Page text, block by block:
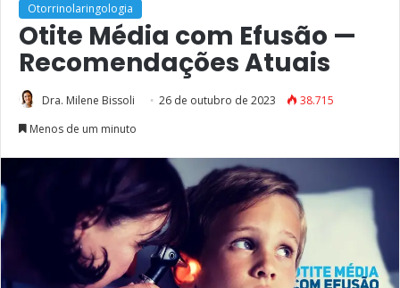
Otorrinolaringologia
Otite Média com Efusão —
Recomendações Atuais
Dra. Milene Bissoli 26 de outubro de 2023
38.715
Menos de um minuto